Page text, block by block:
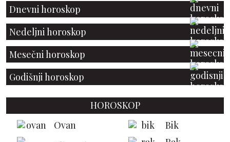
Dnevni horoskop
Nedeljni horoskop
Mesečni horoskop
Godišnji horoskop
HOROSKOP
Ovan
Bik